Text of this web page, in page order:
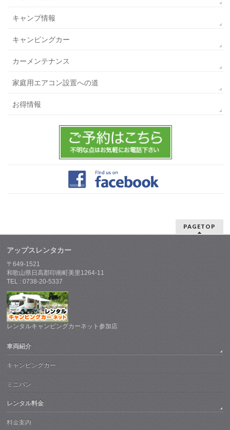
キャンプ情報
キャンピングカー
カーメンテナンス
家庭用エアコン設置への道
お得情報
PAGETOP
アップスレンタカー
〒649-1521
和歌山県日高郡印南町美里1264-11
TEL : 0738-20-5337
レンタルキャンピングカーネット参加店
車両紹介
キャンピングカー
ミニバン
レンタル料金
料金案内